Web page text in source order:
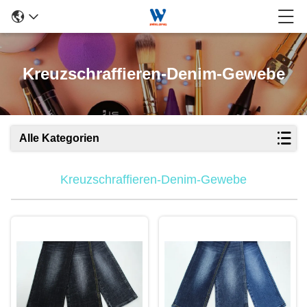
Kreuzschraffieren-Denim-Gewebe
Alle Kategorien
Kreuzschraffieren-Denim-Gewebe